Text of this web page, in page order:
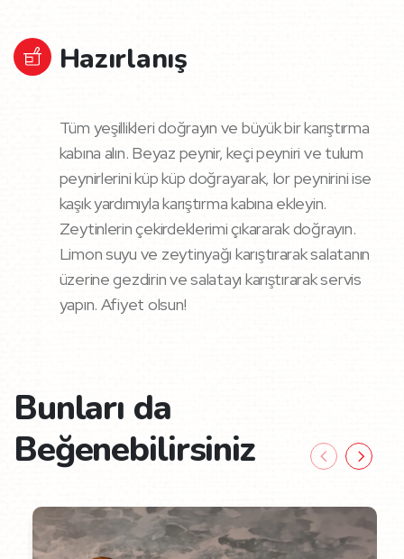
Hazırlanış
Tüm yeşillikleri doğrayın ve büyük bir karıştırma
kabına alın. Beyaz peynir, keçi peyniri ve tulum
peynirlerini küp küp doğrayarak, lor peynirini ise
kaşık yardımıyla karıştırma kabına ekleyin.
Zeytinlerin çekirdeklerimi çıkararak doğrayın.
Limon suyu ve zeytinyağı karıştırarak salatanın
üzerine gezdirin ve salatayı karıştırarak servis
yapın. Afiyet olsun!
Bunları da
Beğenebilirsiniz